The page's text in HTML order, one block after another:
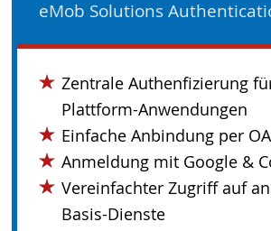
eMob Solutions
Zentrale Authenfizierung
Plattform-Anwendungen
Einfache Anbindung per
Anmeldung mit Google &
Vereinfachter Zugriff auf
Basis-Dienste